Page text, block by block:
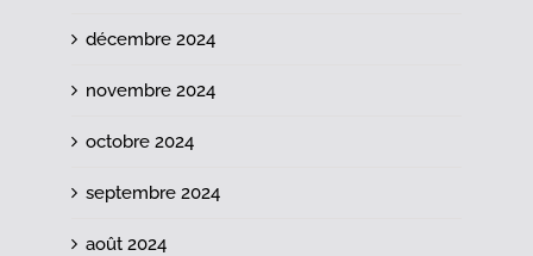
décembre 2024
novembre 2024
octobre 2024
septembre 2024
août 2024